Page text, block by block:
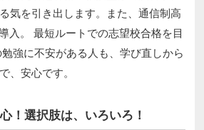
気を引き出します。また、通信制高
入。 最短ルートでの志望校合格を目
強に不安がある人も、学び直しから
、安心です。
！選択肢は、いろいろ！